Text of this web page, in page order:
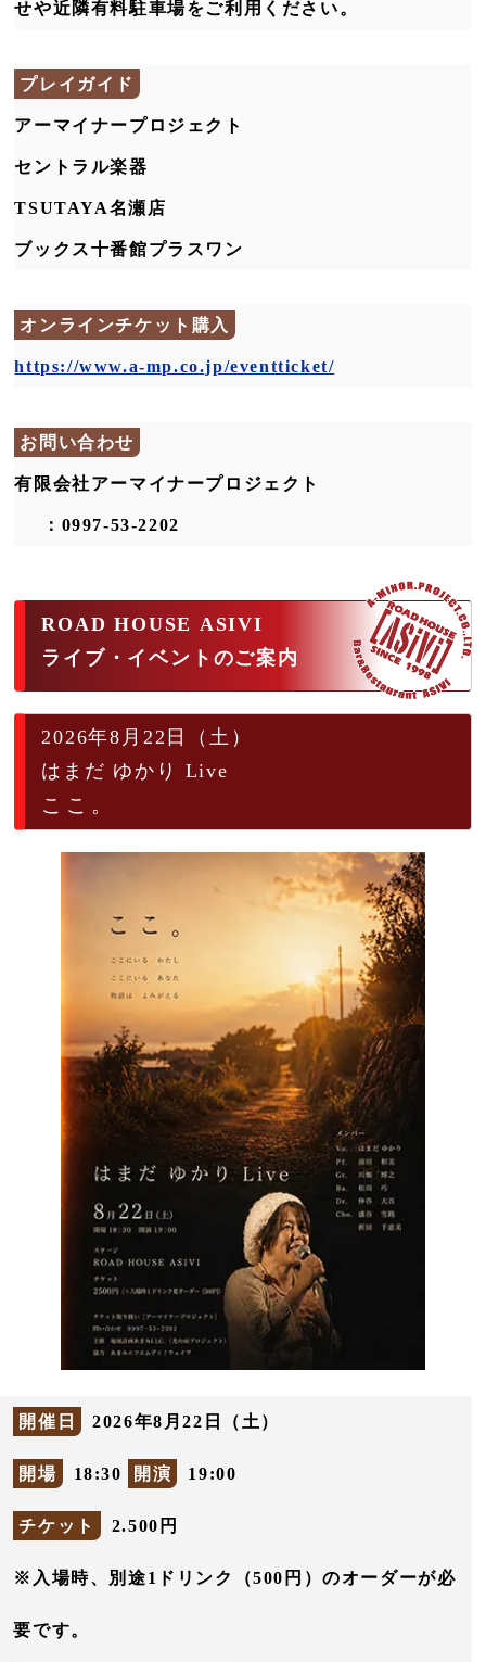
せや近隣有料駐車場をご利用ください。
プレイガイド
アーマイナープロジェクト
セントラル楽器
TSUTAYA名瀬店
ブックス十番館プラスワン
オンラインチケット購入
https://www.a-mp.co.jp/eventticket/
お問い合わせ
有限会社アーマイナープロジェクト
：0997-53-2202
ROAD HOUSE ASIVI
ライブ・イベントのご案内
2026年8月22日（土）
はまだ ゆかり Live
ここ。
開催日 2026年8月22日（土）
開場 18:30 開演 19:00
チケット 2.500円
※入場時、別途1ドリンク（500円）のオーダーが必
要です。